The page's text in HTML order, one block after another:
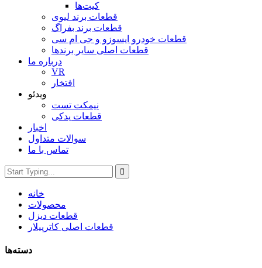
کیت‌ها
قطعات برند لیوی
قطعات برند بفراگ
قطعات خودرو ایسوزو و جی ام سی
قطعات اصلی سایر برندها
درباره ما
VR
افتخار
ویدئو
نیمکت تست
قطعات یدکی
اخبار
سوالات متداول
تماس با ما
خانه
محصولات
قطعات دیزل
قطعات اصلی کاترپیلار
دسته‌ها